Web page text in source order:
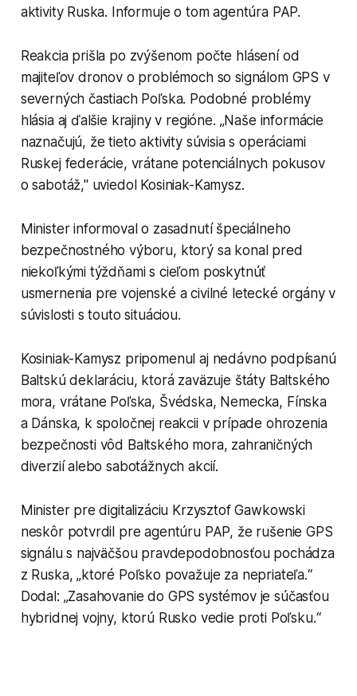
aktivity Ruska. Informuje o tom agentúra PAP.
Reakcia prišla po zvýšenom počte hlásení od
majiteľov dronov o problémoch so signálom GPS v
severných častiach Poľska. Podobné problémy
hlásia aj ďalšie krajiny v regióne. „Naše informácie
naznačujú, že tieto aktivity súvisia s operáciami
Ruskej federácie, vrátane potenciálnych pokusov
o sabotáž," uviedol Kosiniak-Kamysz.
Minister informoval o zasadnutí špeciálneho
bezpečnostného výboru, ktorý sa konal pred
niekoľkými týždňami s cieľom poskytnúť
usmernenia pre vojenské a civilné letecké orgány v
súvislosti s touto situáciou.
Kosiniak-Kamysz pripomenul aj nedávno podpísanú
Baltskú deklaráciu, ktorá zaväzuje štáty Baltského
mora, vrátane Poľska, Švédska, Nemecka, Fínska
a Dánska, k spoločnej reakcii v prípade ohrozenia
bezpečnosti vôd Baltského mora, zahraničných
diverzií alebo sabotážnych akcií.
Minister pre digitalizáciu Krzysztof Gawkowski
neskôr potvrdil pre agentúru PAP, že rušenie GPS
signálu s najväčšou pravdepodobnosťou pochádza
z Ruska, „ktoré Poľsko považuje za nepriateľa.“
Dodal: „Zasahovanie do GPS systémov je súčasťou
hybridnej vojny, ktorú Rusko vedie proti Poľsku.“